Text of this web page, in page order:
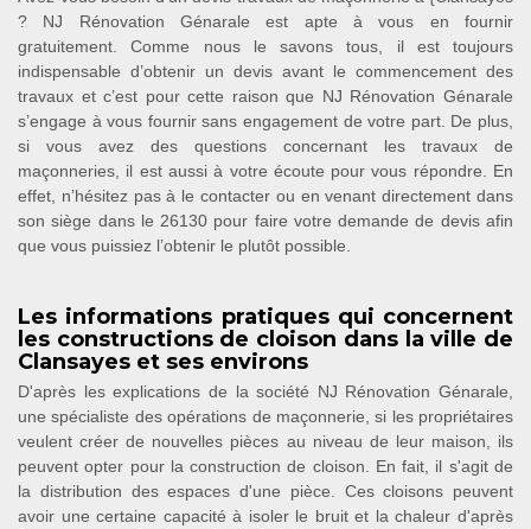
? NJ Rénovation Génarale est apte à vous en fournir
gratuitement. Comme nous le savons tous, il est toujours
indispensable d’obtenir un devis avant le commencement des
travaux et c’est pour cette raison que NJ Rénovation Génarale
s’engage à vous fournir sans engagement de votre part. De plus,
si vous avez des questions concernant les travaux de
maçonneries, il est aussi à votre écoute pour vous répondre. En
effet, n’hésitez pas à le contacter ou en venant directement dans
son siège dans le 26130 pour faire votre demande de devis afin
que vous puissiez l’obtenir le plutôt possible.
Les informations pratiques qui concernent
les constructions de cloison dans la ville de
Clansayes et ses environs
D'après les explications de la société NJ Rénovation Génarale,
une spécialiste des opérations de maçonnerie, si les propriétaires
veulent créer de nouvelles pièces au niveau de leur maison, ils
peuvent opter pour la construction de cloison. En fait, il s'agit de
la distribution des espaces d'une pièce. Ces cloisons peuvent
avoir une certaine capacité à isoler le bruit et la chaleur d'après